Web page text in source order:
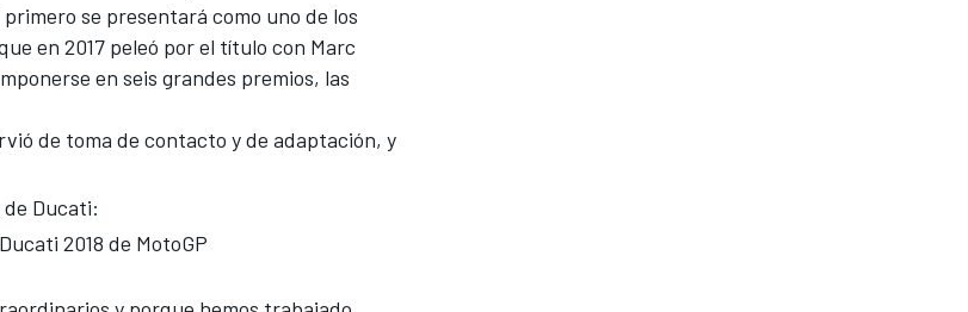
se presentará como uno de los
en 2017 peleó por el título con Marc
en seis grandes premios, las
de toma de contacto y de adaptación, y
Ducati:
2018 de MotoGP